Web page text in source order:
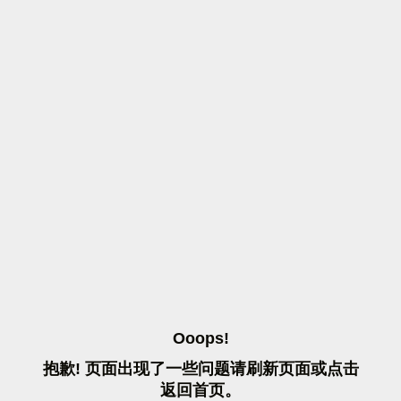
OOOPS!
抱歉! 页面出现了一些问题请刷 新页面或点击
返 回首页。